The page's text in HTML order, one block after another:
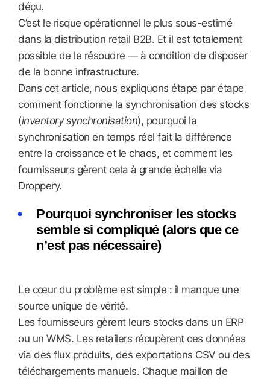
déçu.
C’est le risque opérationnel le plus sous-estimé
dans la distribution retail B2B. Et il est totalement
possible de le résoudre — à condition de disposer
de la bonne infrastructure.
Dans cet article, nous expliquons étape par étape
comment fonctionne la synchronisation des stocks
(inventory synchronisation), pourquoi la
synchronisation en temps réel fait la différence
entre la croissance et le chaos, et comment les
fournisseurs gèrent cela à grande échelle via
Droppery.
Pourquoi synchroniser les stocks
semble si compliqué (alors que ce
n’est pas nécessaire)
Le cœur du problème est simple : il manque une
source unique de vérité.
Les fournisseurs gèrent leurs stocks dans un ERP
ou un WMS. Les retailers récupèrent ces données
via des flux produits, des exportations CSV ou des
téléchargements manuels. Chaque maillon de